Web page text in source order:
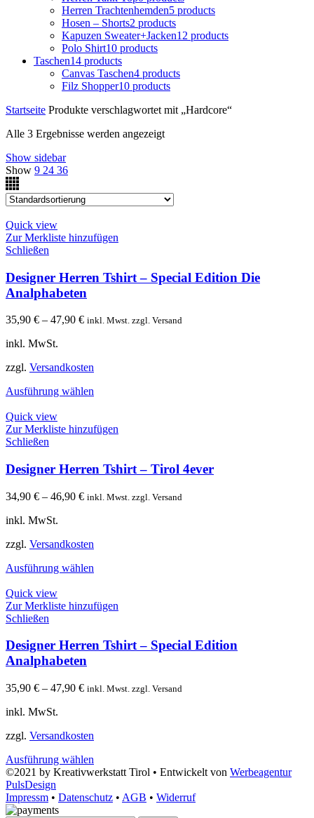
Herren Trachtenhemden5 products
Hosen – Shorts2 products
Kapuzen Sweater+Jacken12 products
Polo Shirt10 products
Taschen14 products
Canvas Taschen4 products
Filz Shopper10 products
Startseite Produkte verschlagwortet mit „Hardcore“
Alle 3 Ergebnisse werden angezeigt
Show sidebar
Show 9 24 36
Quick view
Zur Merkliste hinzufügen
Schließen
Designer Herren Tshirt – Special Edition Die
Analphabeten
35,90 € – 47,90 € inkl. Mwst. zzgl. Versand
inkl. MwSt.
zzgl. Versandkosten
Ausführung wählen
Quick view
Zur Merkliste hinzufügen
Schließen
Designer Herren Tshirt – Tirol 4ever
34,90 € – 46,90 € inkl. Mwst. zzgl. Versand
inkl. MwSt.
zzgl. Versandkosten
Ausführung wählen
Quick view
Zur Merkliste hinzufügen
Schließen
Designer Herren Tshirt – Special Edition
Analphabeten
35,90 € – 47,90 € inkl. Mwst. zzgl. Versand
inkl. MwSt.
zzgl. Versandkosten
Ausführung wählen
©2021 by Kreativwerkstatt Tirol • Entwickelt von Werbeagentur
PulsDesign
Impressm • Datenschutz • AGB • Widerruf